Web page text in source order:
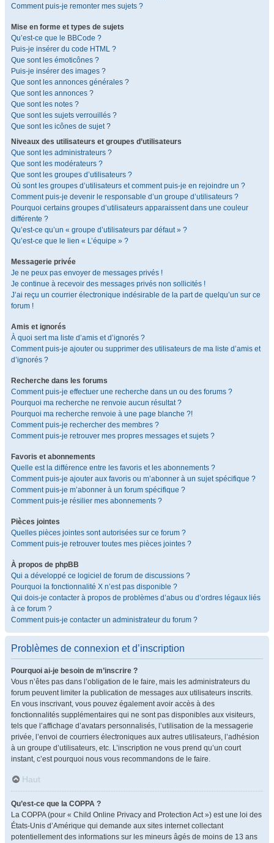
Comment puis-je remonter mes sujets ?
Mise en forme et types de sujets
Qu’est-ce que le BBCode ?
Puis-je insérer du code HTML ?
Que sont les émoticônes ?
Puis-je insérer des images ?
Que sont les annonces générales ?
Que sont les annonces ?
Que sont les notes ?
Que sont les sujets verrouillés ?
Que sont les icônes de sujet ?
Niveaux des utilisateurs et groupes d’utilisateurs
Que sont les administrateurs ?
Que sont les modérateurs ?
Que sont les groupes d’utilisateurs ?
Où sont les groupes d’utilisateurs et comment puis-je en rejoindre un ?
Comment puis-je devenir le responsable d’un groupe d’utilisateurs ?
Pourquoi certains groupes d’utilisateurs apparaissent dans une couleur
différente ?
Qu’est-ce qu’un « groupe d’utilisateurs par défaut » ?
Qu’est-ce que le lien « L’équipe » ?
Messagerie privée
Je ne peux pas envoyer de messages privés !
Je continue à recevoir des messages privés non sollicités !
J’ai reçu un courrier électronique indésirable de la part de quelqu’un sur ce
forum !
Amis et ignorés
À quoi sert ma liste d’amis et d’ignorés ?
Comment puis-je ajouter ou supprimer des utilisateurs de ma liste d’amis et
d’ignorés ?
Recherche dans les forums
Comment puis-je effectuer une recherche dans un ou des forums ?
Pourquoi ma recherche ne renvoie aucun résultat ?
Pourquoi ma recherche renvoie à une page blanche ?!
Comment puis-je rechercher des membres ?
Comment puis-je retrouver mes propres messages et sujets ?
Favoris et abonnements
Quelle est la différence entre les favoris et les abonnements ?
Comment puis-je ajouter aux favoris ou m’abonner à un sujet spécifique ?
Comment puis-je m’abonner à un forum spécifique ?
Comment puis-je résilier mes abonnements ?
Pièces jointes
Quelles pièces jointes sont autorisées sur ce forum ?
Comment puis-je retrouver toutes mes pièces jointes ?
À propos de phpBB
Qui a développé ce logiciel de forum de discussions ?
Pourquoi la fonctionnalité X n’est pas disponible ?
Qui dois-je contacter à propos de problèmes d’abus ou d’ordres légaux liés
à ce forum ?
Comment puis-je contacter un administrateur du forum ?
Problèmes de connexion et d’inscription
Pourquoi ai-je besoin de m’inscrire ?
Vous n’êtes pas dans l’obligation de le faire, mais les administrateurs du
forum peuvent limiter la publication de messages aux utilisateurs inscrits.
En vous inscrivant, vous pouvez également avoir accès à des
fonctionnalités supplémentaires qui ne sont pas disponibles aux visiteurs,
tels que l’affichage d’avatars personnalisés, l’utilisation de la messagerie
privée, l’envoi de courriers électroniques aux autres utilisateurs, l’adhésion
à un groupe d’utilisateurs, etc. L’inscription ne vous prend qu’un court
instant, c’est pourquoi nous vous recommandons de le faire.
Haut
Qu’est-ce que la COPPA ?
La COPPA (pour « Child Online Privacy and Protection Act ») est une loi des
États-Unis d’Amérique qui demande aux sites internet collectant
potentiellement des informations sur les mineurs âgés de moins de 13 ans